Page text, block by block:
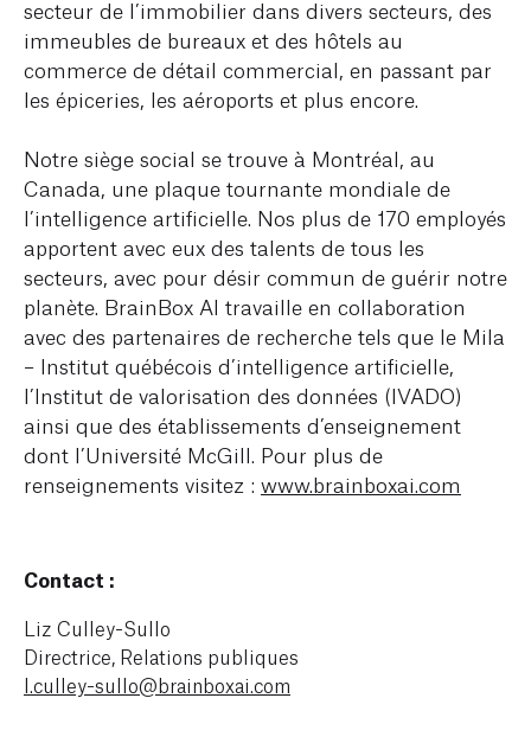
secteur de l’immobilier dans divers secteurs, des
immeubles de bureaux et des hôtels au
commerce de détail commercial, en passant par
les épiceries, les aéroports et plus encore.
Notre siège social se trouve à Montréal, au
Canada, une plaque tournante mondiale de
l’intelligence artificielle. Nos plus de 170 employés
apportent avec eux des talents de tous les
secteurs, avec pour désir commun de guérir notre
planète. BrainBox AI travaille en collaboration
avec des partenaires de recherche tels que le Mila
– Institut québécois d’intelligence artificielle,
l’Institut de valorisation des données (IVADO)
ainsi que des établissements d’enseignement
dont l’Université McGill. Pour plus de
renseignements visitez : www.brainboxai.com
Contact :
Liz Culley-Sullo
Directrice, Relations publiques
l.culley-sullo@brainboxai.com